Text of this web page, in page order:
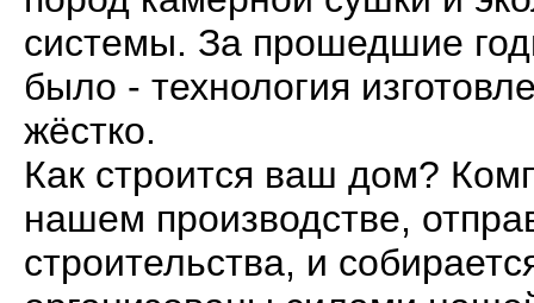
системы. За прошедшие
было - технология
жёстко.
Как строится ваш дом?
нашем производстве,
строительства, и